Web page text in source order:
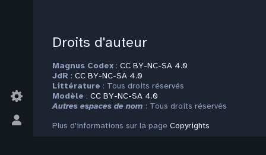
Basculer
Droits d'auteur
Magnus Codex : CC BY-NC-SA 4.0
JdR : CC BY-NC-SA 4.0
Littérature : Tous droits réservés
Modèle : CC BY-NC-SA 4.0
Autres espaces de nom : Tous droits réservés
Plus d'informations sur la page Copyrights